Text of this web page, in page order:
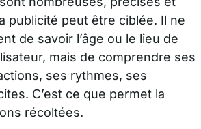
publicité peut être ciblée. Il ne
de savoir l’âge ou le lieu de
mais de comprendre ses
ses rythmes, ses
C’est ce que permet la
récoltées.